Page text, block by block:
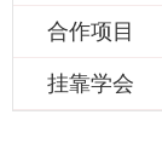
合作项目
挂靠学会